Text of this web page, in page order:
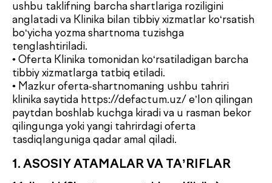
1. ASOSIY ATAMALAR VA TA’RIFLAR
1.1. Ijrochi (Shartnoma matnida — Klinika)—
O‘zbekiston Respublikasi Sog‘liqni saqlash vazirligi
tomonidan 24.10.2019 yilda berilgan 02518-sonli
litsenziyaasosida faoliyat yurituvchi «DEFACTUM
LABORATORIES» MChJ. Mazkur litsenziya
09.04.2029 yilgacha amal qiladi.
1.2. Buyurtmachi— ushbu shartnomaga muvofiq
Bemor foydasiga pullik tibbiy xizmatlarni buyurtma
qilish (sotib olish) niyatida bo‘lgan yoki ularni
buyurtma qilayotgan (sotib olayotgan) jismoniy
shaxs bo‘lib, mazkur ommaviy ofertada nazarda
tutilgan shartlar asosida Ijrochi bilan shartnoma
tuzgan shaxs hisoblanadi. Buyurtmachi ushbu